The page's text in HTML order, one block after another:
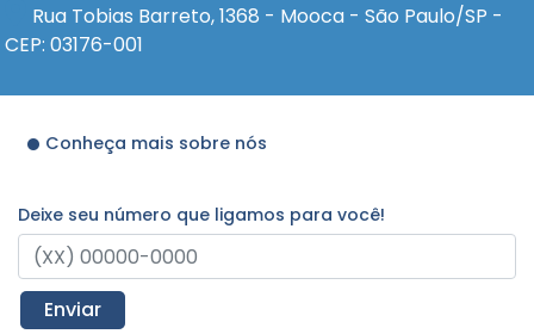
Rua Tobias Barreto, 1368 - Mooca - São Paulo/SP -
CEP: 03176-001
Conheça mais sobre nós
Deixe seu número que ligamos para você!
Enviar